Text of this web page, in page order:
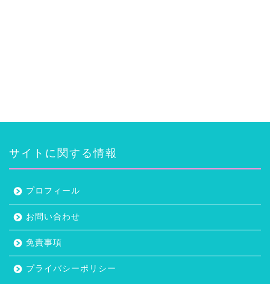
サイトに関する情報
プロフィール
お問い合わせ
免責事項
プライバシーポリシー